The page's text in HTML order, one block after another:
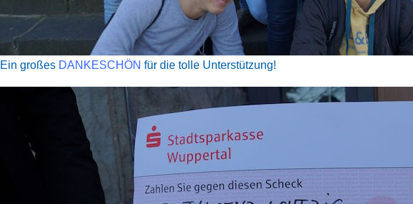
Ein großes DANKESCHÖN für die tolle Unterstützung!